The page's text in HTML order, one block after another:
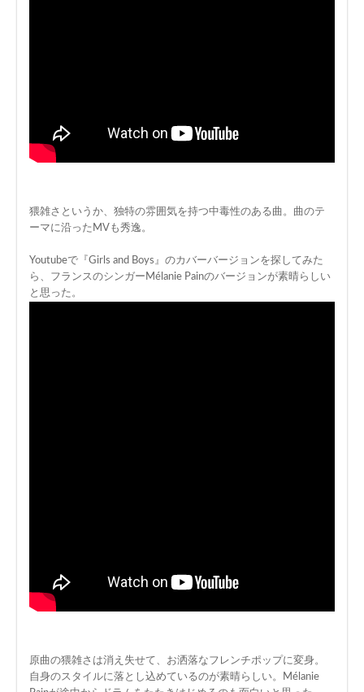
猥雑さというか、独特の雰囲気を持つ中毒性のある曲。曲のテ
ーマに沿ったMVも秀逸。
Youtubeで『Girls and Boys』のカバーバージョンを探してみた
ら、フランスのシンガーMélanie Painのバージョンが素晴らしい
と思った。
原曲の猥雑さは消え失せて、お洒落なフレンチポップに変身。
自身のスタイルに落とし込めているのが素晴らしい。Mélanie